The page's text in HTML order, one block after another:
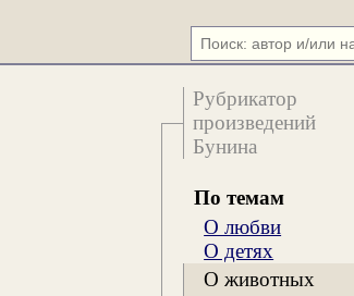
Рубрикатор
произведений
Бунина
По темам
О любви
О детях
О животных